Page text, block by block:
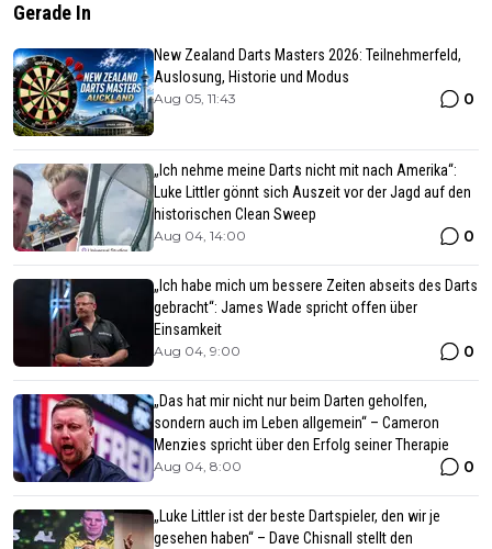
Gerade In
New Zealand Darts Masters 2026: Teilnehmerfeld,
Auslosung, Historie und Modus
Aug 05, 11:43 0
„Ich nehme meine Darts nicht mit nach Amerika“:
Luke Littler gönnt sich Auszeit vor der Jagd auf den
historischen Clean Sweep
Aug 04, 14:00 0
„Ich habe mich um bessere Zeiten abseits des Darts
gebracht“: James Wade spricht offen über
Einsamkeit
Aug 04, 9:00 0
„Das hat mir nicht nur beim Darten geholfen,
sondern auch im Leben allgemein“ – Cameron
Menzies spricht über den Erfolg seiner Therapie
Aug 04, 8:00 0
„Luke Littler ist der beste Dartspieler, den wir je
gesehen haben“ – Dave Chisnall stellt den